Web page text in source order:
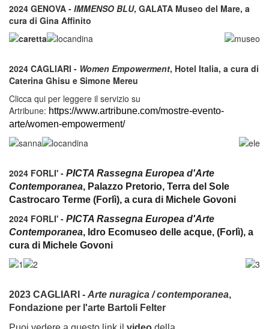
2024 GENOVA - IMMENSO BLU, GALATA Museo del Mare, a
cura di Gina Affinito
2024 CAGLIARI - Women Empowerment, Hotel Italia, a cura di
Caterina Ghisu e Simone Mereu
Clicca qui per leggere il servizio su
Artribune: https://www.artribune.com/mostre-evento-
arte/women-empowerment/
2024 FORLI' - PICTA Rassegna Europea d'Arte
Contemporanea, Palazzo Pretorio, Terra del Sole
Castrocaro Terme (Forlì), a cura di Michele Govoni
2024 FORLI' - PICTA Rassegna Europea d'Arte
Contemporanea, Idro Ecomuseo delle acque, (Forlì), a
cura di Michele Govoni
2023 CAGLIARI - Arte nuragica / contemporanea,
Fondazione per l'arte Bartoli Felter